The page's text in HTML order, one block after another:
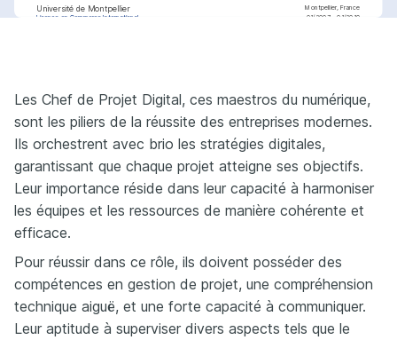
Université de Montpellier
Montpellier, France
Licence en Commerce International
01/2007 - 01/2010
Passions
Techniques de luxe
Passionnée par l'intégration des
techniques numériques au sein des
marques de luxe.
Voyages
et intégrer ces expériences dans les
projets professionnels.
Arts visuels
Intérêt pour la photographie et la
création visuelle, contribuant à une
perspective créative.
Courses
Les Chef de Projet Digital, ces maestros du numérique,
sont les piliers de la réussite des entreprises modernes.
Ils orchestrent avec brio les stratégies digitales,
garantissant que chaque projet atteigne ses objectifs.
Leur importance réside dans leur capacité à harmoniser
les équipes et les ressources de manière cohérente et
efficace.
Pour réussir dans ce rôle, ils doivent posséder des
compétences en gestion de projet, une compréhension
technique aiguë, et une forte capacité à communiquer.
Leur aptitude à superviser divers aspects tels que le